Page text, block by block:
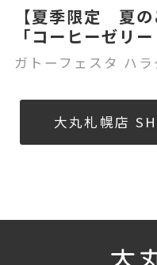
【夏季限定 夏の
「コーヒーゼリ
ーゼリー フレッ
「ティーゼリー
ガトーフェスタ ハラ
大丸札幌店